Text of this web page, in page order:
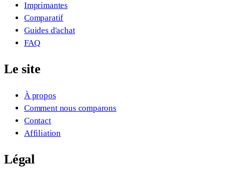
Imprimantes
Comparatif
Guides d'achat
FAQ
Le site
À propos
Comment nous comparons
Contact
Affiliation
Légal